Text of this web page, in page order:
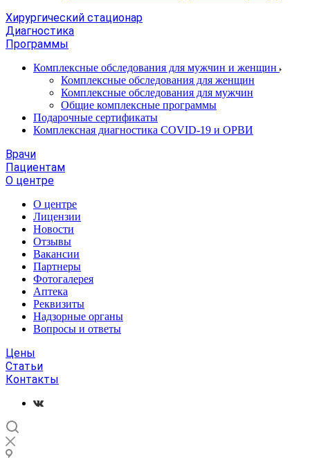
Хирургический стационар
Диагностика
Программы
Комплексные обследования для мужчин и женщин
Комплексные обследования для женщин
Комплексные обследования для мужчин
Общие комплексные программы
Подарочные сертификаты
Комплексная диагностика COVID-19 и ОРВИ
Врачи
Пациентам
О центре
О центре
Лицензии
Новости
Отзывы
Вакансии
Партнеры
Фотогалерея
Аптека
Реквизиты
Надзорные органы
Вопросы и ответы
Цены
Статьи
Контакты